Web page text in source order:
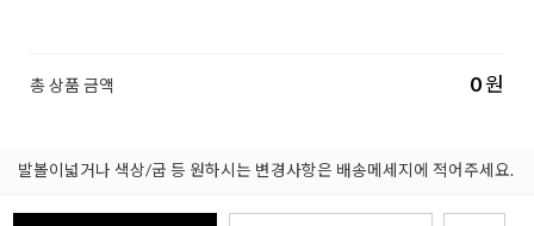
총 상품 금액 0원
발볼이넓거나 색상/굽 등 원하시는 변경사항은 배송메세지에 적어주세요.